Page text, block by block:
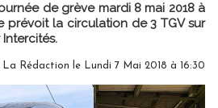
de grève mardi 8 mai 2018 à
prévoit la circulation de 3 TGV sur
Intercités.
La Rédaction le Lundi 7 Mai 2018 à 16:30